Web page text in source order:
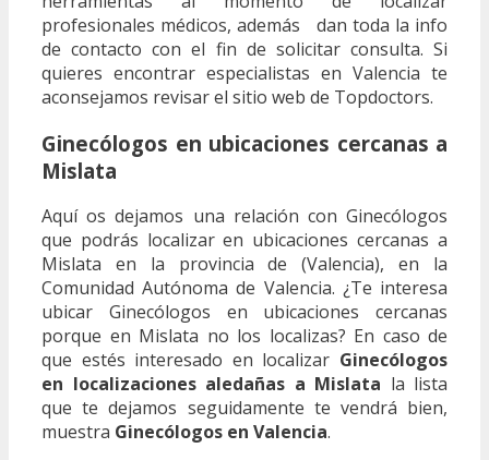
profesionales médicos, además dan toda la info
de contacto con el fin de solicitar consulta. Si
quieres encontrar especialistas en Valencia te
aconsejamos revisar el sitio web de Topdoctors.
Ginecólogos en ubicaciones cercanas a
Mislata
Aquí os dejamos una relación con Ginecólogos
que podrás localizar en ubicaciones cercanas a
Mislata en la provincia de (Valencia), en la
Comunidad Autónoma de Valencia. ¿Te interesa
ubicar Ginecólogos en ubicaciones cercanas
porque en Mislata no los localizas? En caso de
que estés interesado en localizar Ginecólogos
en localizaciones aledañas a Mislata la lista
que te dejamos seguidamente te vendrá bien,
muestra Ginecólogos en Valencia.